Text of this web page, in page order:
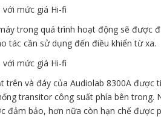
trong quá trình hoạt động sẽ được
tác cần sử dụng đến điều khiển từ xa.
và đáy của Audiolab 8300A được
transitor công suất phía bên trong.
đảm bảo, hơn nữa còn hạn chế được